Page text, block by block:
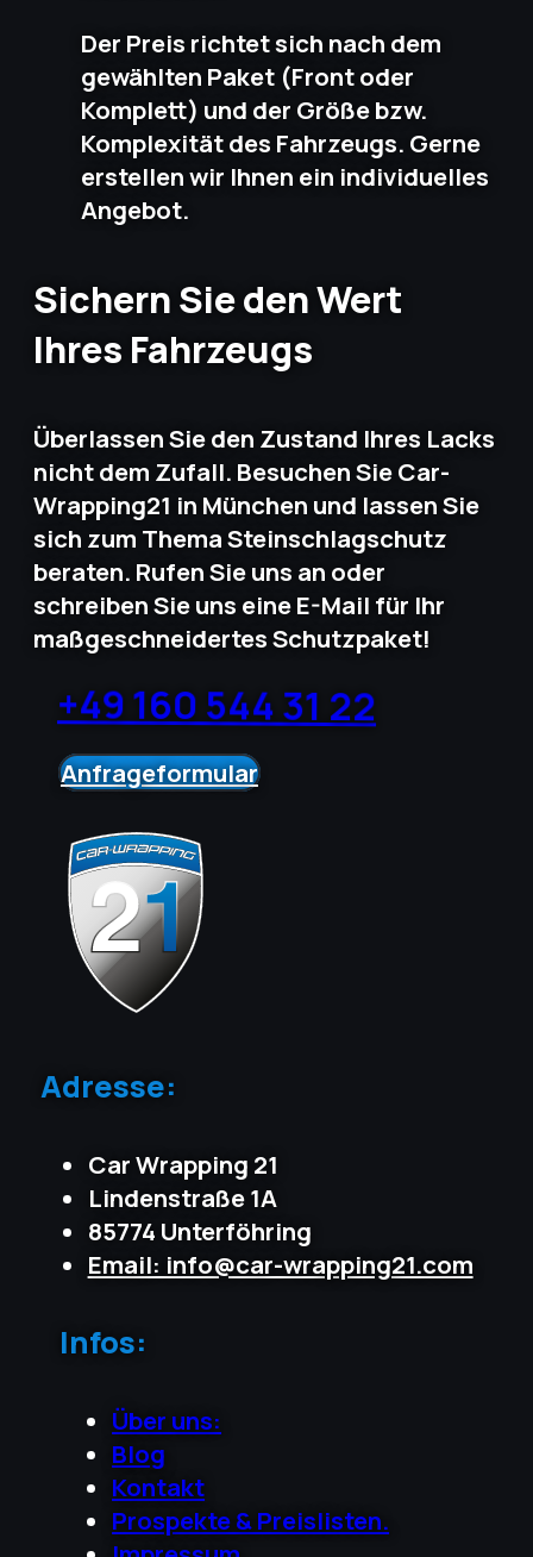
Der Preis richtet sich nach dem
gewählten Paket (Front oder
Komplett) und der Größe bzw.
Komplexität des Fahrzeugs. Gerne
erstellen wir Ihnen ein individuelles
Angebot.
Sichern Sie den Wert
Ihres Fahrzeugs
Überlassen Sie den Zustand Ihres Lacks
nicht dem Zufall. Besuchen Sie Car-
Wrapping21 in München und lassen Sie
sich zum Thema Steinschlagschutz
beraten. Rufen Sie uns an oder
schreiben Sie uns eine E-Mail für Ihr
maßgeschneidertes Schutzpaket!
+49 160 544 31 22
Anfrageformular
Adresse:
Car Wrapping 21
Lindenstraße 1A
85774 Unterföhring
Email: info@car-wrapping21.com
Infos:
Über uns:
Blog
Kontakt
Prospekte & Preislisten.